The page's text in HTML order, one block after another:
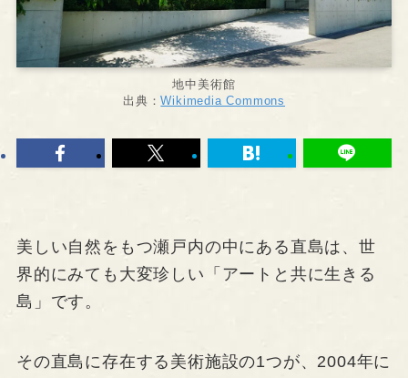
地中美術館
出典：Wikimedia Commons
美しい自然をもつ瀬戸内の中にある直島は、世
界的にみても大変珍しい「アートと共に生きる
島」です。
その直島に存在する美術施設の1つが、2004年に